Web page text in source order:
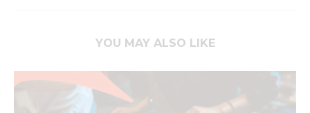
YOU MAY ALSO LIKE